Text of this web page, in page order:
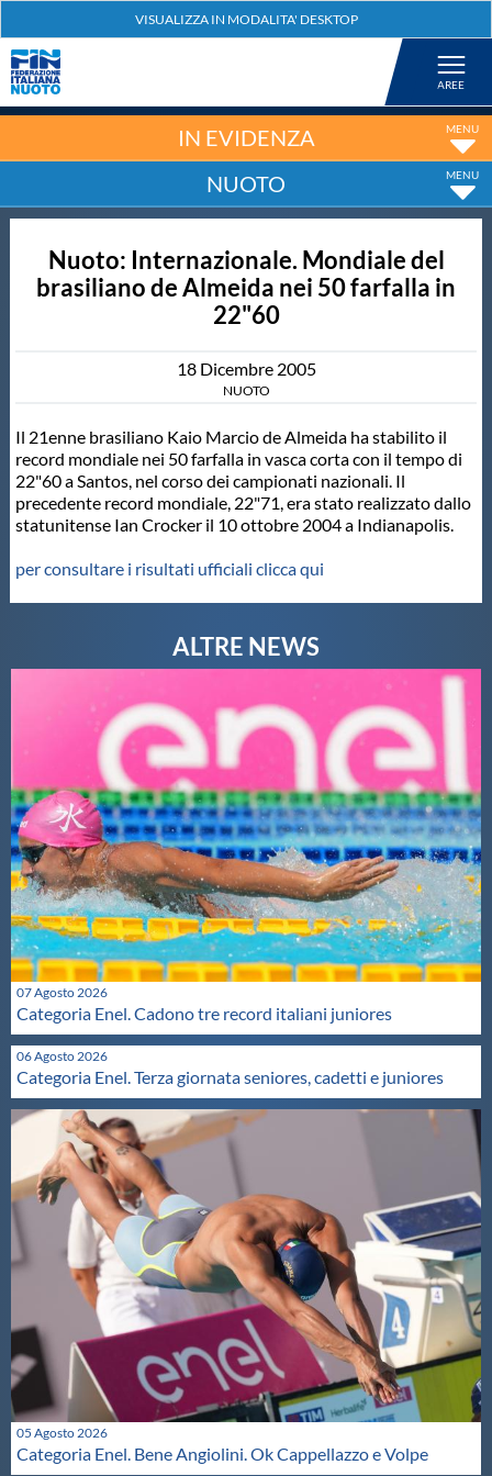
Nuoto
Tuffi
Salvamento
Master
Formazione
GUG
Scuole Nuoto
Propaganda
Centri Federali
Area Legislativa
Protezione Civile
Qualità
Sostenibilità
Privacy
Cookie Policy
Archivio News
Flash News
IN EVIDENZA
NUOTO
Nuoto: Internazionale. Mondiale del
brasiliano de Almeida nei 50 farfalla in
22"60
18 Dicembre 2005
NUOTO
Il 21enne brasiliano Kaio Marcio de Almeida ha stabilito il
record mondiale nei 50 farfalla in vasca corta con il tempo di
22"60 a Santos, nel corso dei campionati nazionali. Il
precedente record mondiale, 22"71, era stato realizzato dallo
statunitense Ian Crocker il 10 ottobre 2004 a Indianapolis.
per consultare i risultati ufficiali clicca qui
07 Agosto 2026
Categoria Enel. Cadono tre record italiani juniores
06 Agosto 2026
Categoria Enel. Terza giornata seniores, cadetti e juniores
05 Agosto 2026
Categoria Enel. Bene Angiolini. Ok Cappellazzo e Volpe